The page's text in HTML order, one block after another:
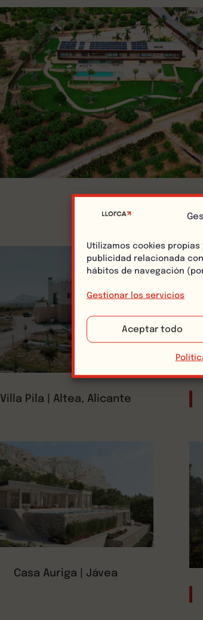
Utilizamos cookies
publicidad relacionada
hábitos de navegación
Gestionar los servicios
Aceptar todo
Villa Pila | Altea, Alicante
Casa Auriga | Jávea